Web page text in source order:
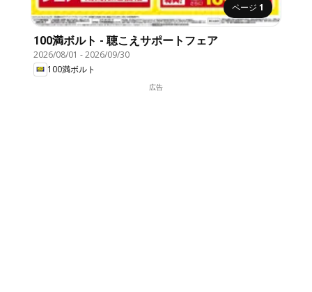
ページ 1
100満ボルト - 聴こえサポートフェア
2026/08/01 -2026/09/30
100満ボルト
広告